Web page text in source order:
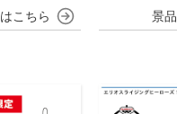
ミニマスコ